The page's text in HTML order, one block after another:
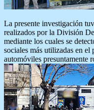
La presente investigación
realizados por la División
mediante los cuales se
sociales más utilizadas en el
automóviles presuntamente